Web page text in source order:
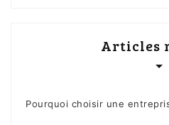
Articles
Pourquoi choisir une